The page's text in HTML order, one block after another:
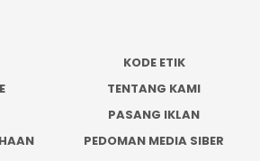
KODE ETIK
TENTANG KAMI
PASANG IKLAN
PEDOMAN MEDIA SIBER